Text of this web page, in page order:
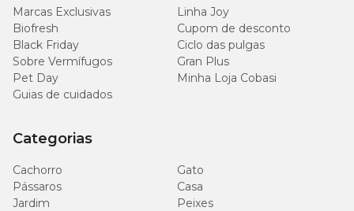
Marcas Exclusivas
Linha Joy
Biofresh
Cupom de desconto
Black Friday
Ciclo das pulgas
Sobre Vermífugos
Gran Plus
Pet Day
Minha Loja Cobasi
Guias de cuidados
Categorias
Cachorro
Gato
Pássaros
Casa
Jardim
Peixes